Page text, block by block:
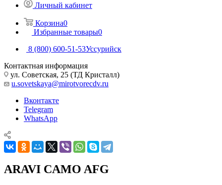
Личный кабинет
Корзина0
Избранные товары0
8 (800) 600-51-53Уссурийск
Контактная информация
ул. Советская, 25 (ТД Кристалл)
u.sovetskaya@mirotvorecdv.ru
Вконтакте
Telegram
WhatsApp
ARAVI CAMO AFG